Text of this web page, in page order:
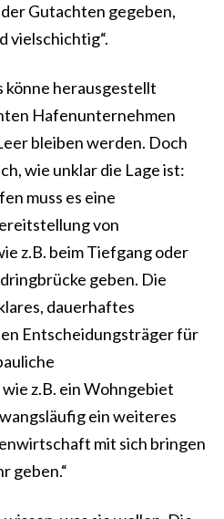
Gutachten gegeben,
vielschichtig“.
könne herausgestellt
Hafenunternehmen
bleiben werden. Doch
wie unklar die Lage ist:
muss es eine
von
z.B. beim Tiefgang oder
geben. Die
dauerhaftes
Entscheidungsträger für
z.B. ein Wohngebiet
ein weiteres
mit sich bringen
geben.“